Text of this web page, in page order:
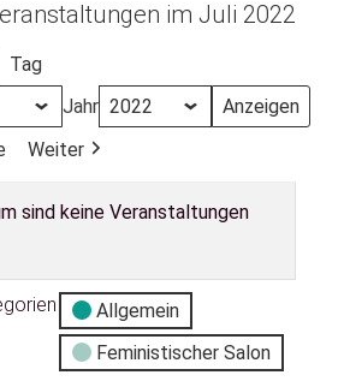
im Juli 2022
Tag
Jahr
Weiter
sind keine Veranstaltungen
Allgemein
Feministischer Salon